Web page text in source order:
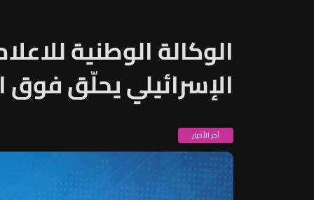
الوكالة الوطنية
الإسرائيلي يحلّق فوق
آخر الأخبار